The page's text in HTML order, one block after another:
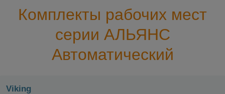
Комплекты рабочих мест
серии АЛЬЯНС
Автоматический
Viking